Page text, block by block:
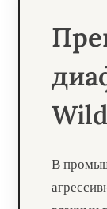
В